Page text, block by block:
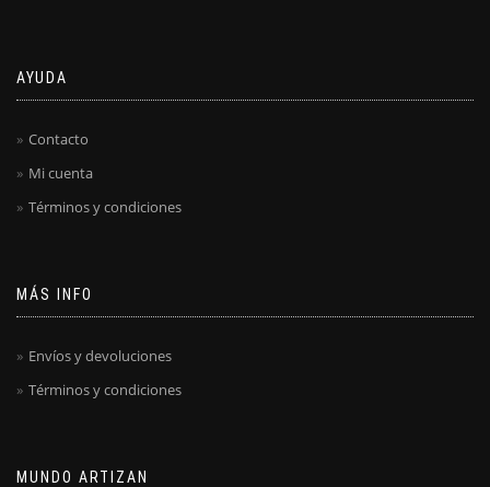
AYUDA
Contacto
Mi cuenta
Términos y condiciones
MÁS INFO
Envíos y devoluciones
Términos y condiciones
MUNDO ARTIZAN